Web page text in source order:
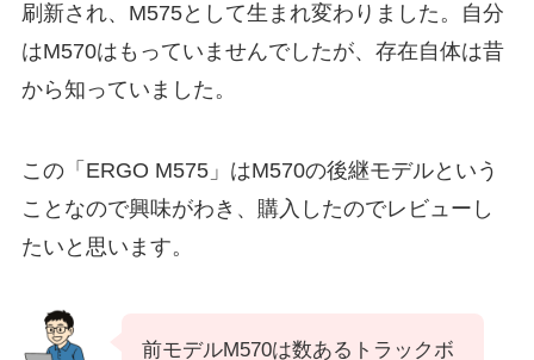
刷新され、M575として生まれ変わりました。自分
はM570はもっていませんでしたが、存在自体は昔
から知っていました。
この「ERGO M575」はM570の後継モデルという
ことなので興味がわき、購入したのでレビューし
たいと思います。
前モデルM570は数あるトラックボ